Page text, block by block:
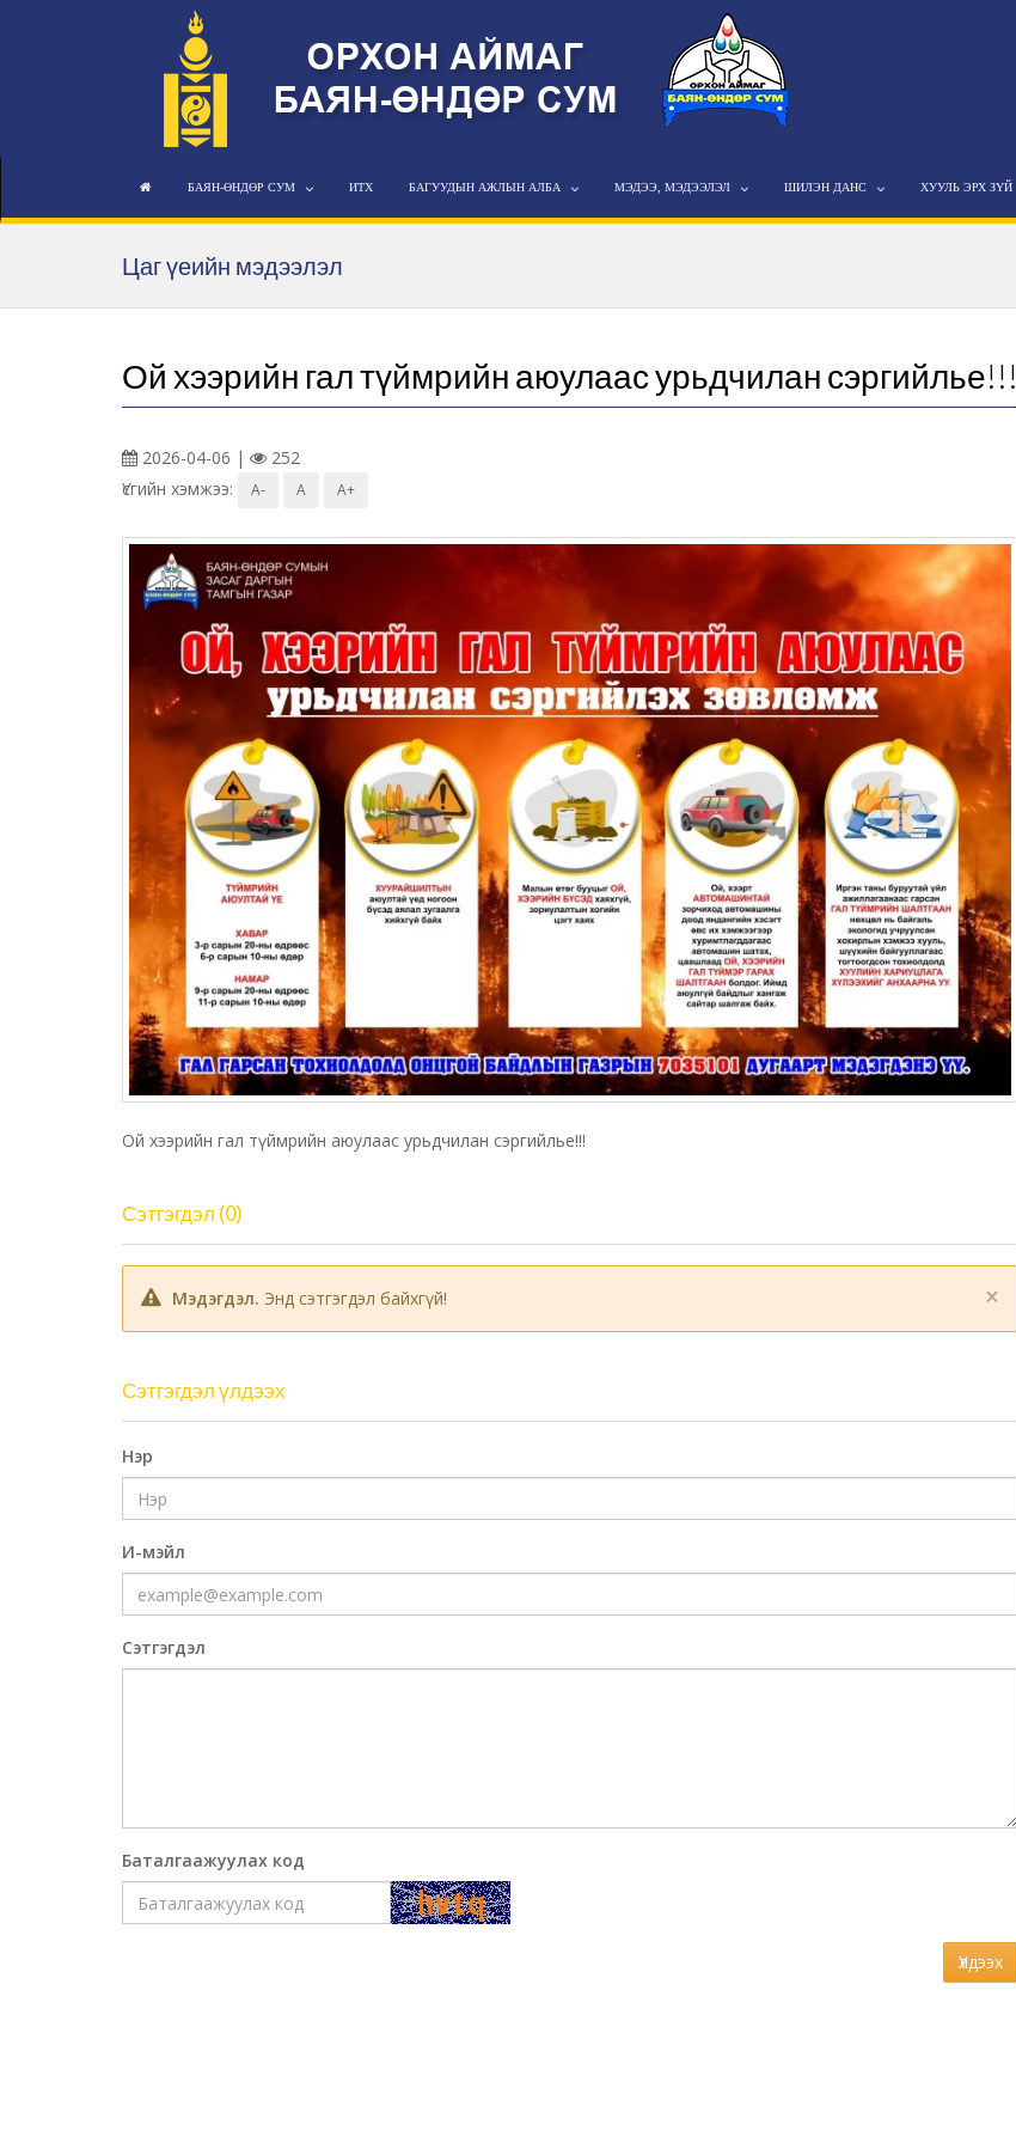
БАЯН-ӨНДӨР СУМ ИТХ БАГУУДЫН АЖЛЫН АЛБА МЭДЭЭ, МЭДЭЭЛЭЛ ШИЛЭН ДАНС ХУУЛЬ ЭРХ ЗҮЙ
Цаг үеийн мэдээлэл
Ой хээрийн гал түймрийн аюулаас урьдчилан сэргийлье!!!
2026-04-06 |
252
Үсгийн хэмжээ:
A- A A+
Ой хээрийн гал түймрийн аюулаас урьдчилан сэргийлье!!!
Сэтгэгдэл (0)
×
Мэдэгдэл. Энд сэтгэгдэл байхгүй!
Сэтгэгдэл үлдээх
Нэр
И-мэйл
Сэтгэгдэл
Баталгаажуулах код
Үлдээх